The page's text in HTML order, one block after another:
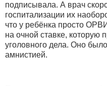
подписывала. А врач
госпитализации их
что у ребёнка просто
на очной ставке, которую
уголовного дела. Оно
амнистией.